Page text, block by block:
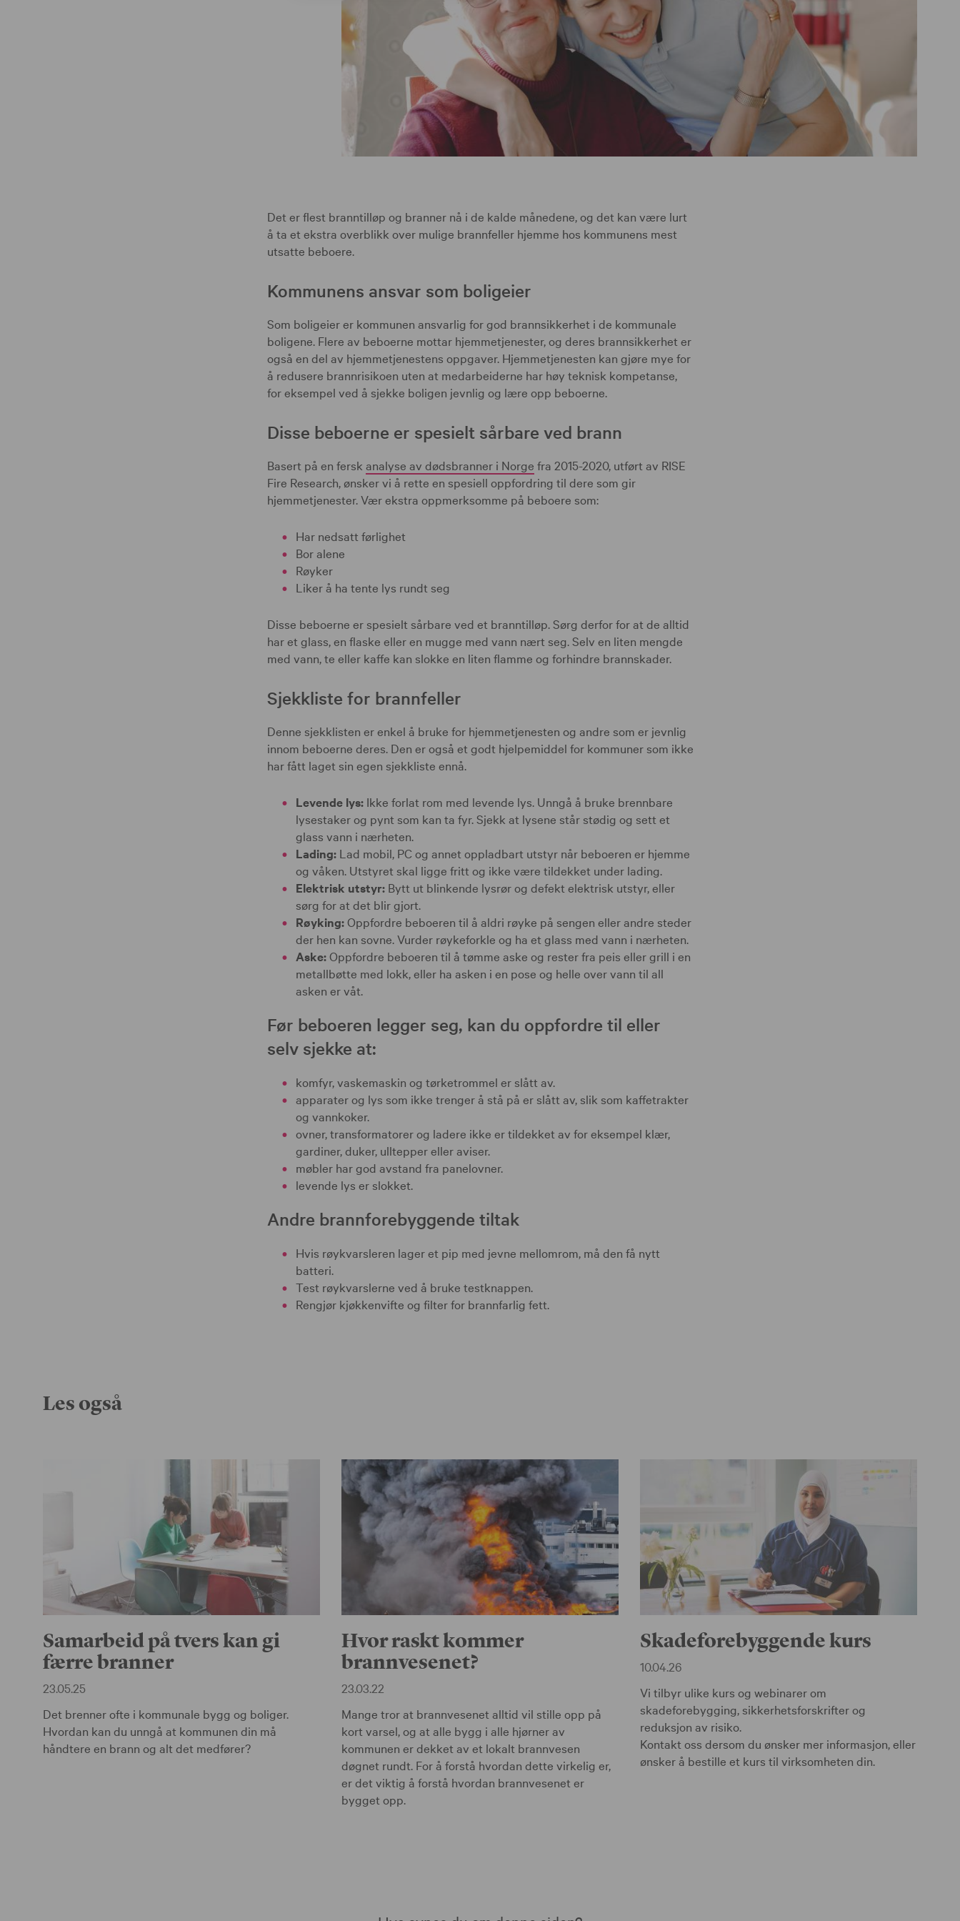
Det er flest branntilløp og branner nå i de kalde månedene, og det kan være lurt
å ta et ekstra overblikk over mulige brannfeller hjemme hos kommunens mest
utsatte beboere.
Kommunens ansvar som boligeier
Som boligeier er kommunen ansvarlig for god brannsikkerhet i de kommunale
boligene. Flere av beboerne mottar hjemmetjenester, og deres brannsikkerhet er
også en del av hjemmetjenestens oppgaver. Hjemmetjenesten kan gjøre mye for
å redusere brannrisikoen uten at medarbeiderne har høy teknisk kompetanse,
for eksempel ved å sjekke boligen jevnlig og lære opp beboerne.
Disse beboerne er spesielt sårbare ved brann
Basert på en fersk analyse av dødsbranner i Norge fra 2015-2020, utført av RISE
Fire Research, ønsker vi å rette en spesiell oppfordring til dere som gir
hjemmetjenester. Vær ekstra oppmerksomme på beboere som:
Har nedsatt førlighet
Bor alene
Røyker
Liker å ha tente lys rundt seg
Disse beboerne er spesielt sårbare ved et branntilløp. Sørg derfor for at de alltid
har et glass, en flaske eller en mugge med vann nært seg. Selv en liten mengde
med vann, te eller kaffe kan slokke en liten flamme og forhindre brannskader.
Sjekkliste for brannfeller
Denne sjekklisten er enkel å bruke for hjemmetjenesten og andre som er jevnlig
innom beboerne deres. Den er også et godt hjelpemiddel for kommuner som ikke
har fått laget sin egen sjekkliste ennå.
Levende lys:Ikke forlat rom med levende lys. Unngå å bruke brennbare
lysestaker og pynt som kan ta fyr. Sjekk at lysene står stødig og sett et
glass vann i nærheten.
Lading:Lad mobil, PC og annet oppladbart utstyr når beboeren er hjemme
og våken. Utstyret skal ligge fritt og ikke være tildekket under lading.
Elektrisk utstyr: Bytt ut blinkende lysrør og defekt elektrisk utstyr, eller
sørg for at det blir gjort.
Røyking:Oppfordre beboeren til å aldri røyke på sengen eller andre steder
der hen kan sovne. Vurder røykeforkle og ha et glass med vann i nærheten.
Aske:Oppfordre beboeren til å tømme aske og rester fra peis eller grill i en
metallbøtte med lokk, eller ha asken i en pose og helle over vann til all
asken er våt.
Før beboeren legger seg, kan du oppfordre til eller
selv sjekke at:
komfyr, vaskemaskin og tørketrommel er slått av.
apparater og lys som ikke trenger å stå på er slått av, slik som kaffetrakter
og vannkoker.
ovner, transformatorer og ladere ikke er tildekket av for eksempel klær,
gardiner, duker, ulltepper eller aviser.
møbler har god avstand fra panelovner.
levende lys er slokket.
Andre brannforebyggende tiltak
Hvis røykvarsleren lager et pip med jevne mellomrom, må den få nytt
batteri.
Test røykvarslerne ved å bruke testknappen.
Rengjør kjøkkenvifte og filter for brannfarlig fett.
Les også
Samarbeid på tvers kan gi
færre branner
23.05.25
Det brenner ofte i kommunale bygg og boliger.
Hvordan kan du unngå at kommunen din må
håndtere en brann og alt det medfører?
Hvor raskt kommer
brannvesenet?
23.03.22
Mange tror at brannvesenet alltid vil stille opp på
kort varsel, og at alle bygg i alle hjørner av
kommunen er dekket av et lokalt brannvesen
døgnet rundt. For å forstå hvordan dette virkelig er,
er det viktig å forstå hvordan brannvesenet er
bygget opp.
Skadeforebyggende kurs
10.04.26
Vi tilbyr ulike kurs og webinarer om
skadeforebygging, sikkerhetsforskrifter og
reduksjon av risiko.
Kontakt oss dersom du ønsker mer informasjon, eller
ønsker å bestille et kurs til virksomheten din.